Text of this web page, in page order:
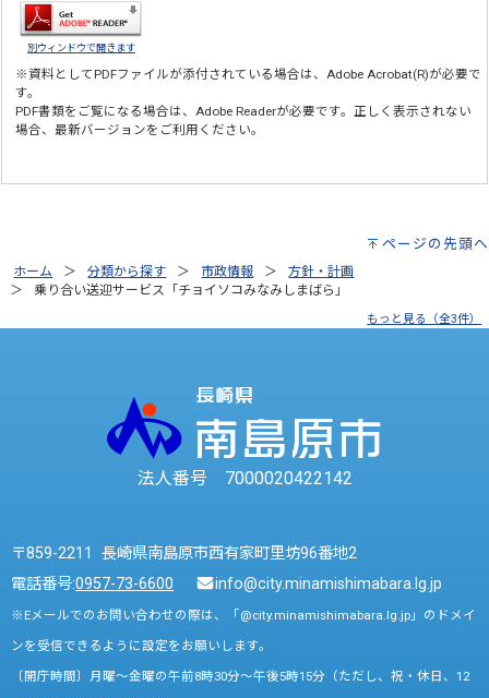
別ウィンドウで開きます
※資料としてPDFファイルが添付されている場合は、Adobe Acrobat(R)が必要で
す。
PDF書類をご覧になる場合は、Adobe Readerが必要です。正しく表示されない
場合、最新バージョンをご利用ください。
ページの先頭へ
ホーム 分類から探す 市政情報
方針・計画
乗り合い送迎サービス「チョイソコみなみしまばら」
もっと見る（全3件）
法人番号 7000020422142
〒859-2211 長崎県南島原市西有家町里坊96番地2
電話番号:0957-73-6600 info@city.minamishimabara.lg.jp
※Eメールでのお問い合わせの際は、「@city.minamishimabara.lg.jp」のドメイ
ンを受信できるように設定をお願いします。
〔開庁時間〕月曜～金曜の午前8時30分～午後5時15分（ただし、祝・休日、12